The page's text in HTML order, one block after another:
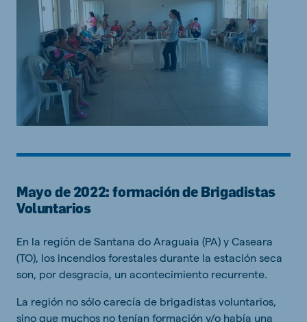
Mayo de 2022: formación de Brigadistas
Voluntarios
En la región de Santana do Araguaia (PA) y Caseara
(TO), los incendios forestales durante la estación seca
son, por desgracia, un acontecimiento recurrente.
La región no sólo carecía de brigadistas voluntarios,
sino que muchos no tenían formación y/o había una